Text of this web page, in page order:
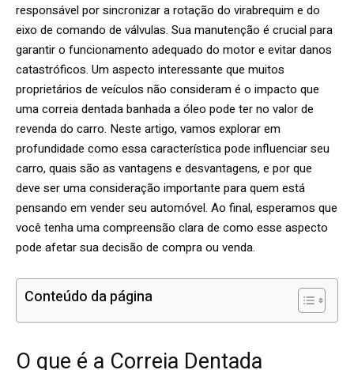
responsável por sincronizar a rotação do virabrequim e do
eixo de comando de válvulas. Sua manutenção é crucial para
garantir o funcionamento adequado do motor e evitar danos
catastróficos. Um aspecto interessante que muitos
proprietários de veículos não consideram é o impacto que
uma correia dentada banhada a óleo pode ter no valor de
revenda do carro. Neste artigo, vamos explorar em
profundidade como essa característica pode influenciar seu
carro, quais são as vantagens e desvantagens, e por que
deve ser uma consideração importante para quem está
pensando em vender seu automóvel. Ao final, esperamos que
você tenha uma compreensão clara de como esse aspecto
pode afetar sua decisão de compra ou venda.
Conteúdo da página
O que é a Correia Dentada